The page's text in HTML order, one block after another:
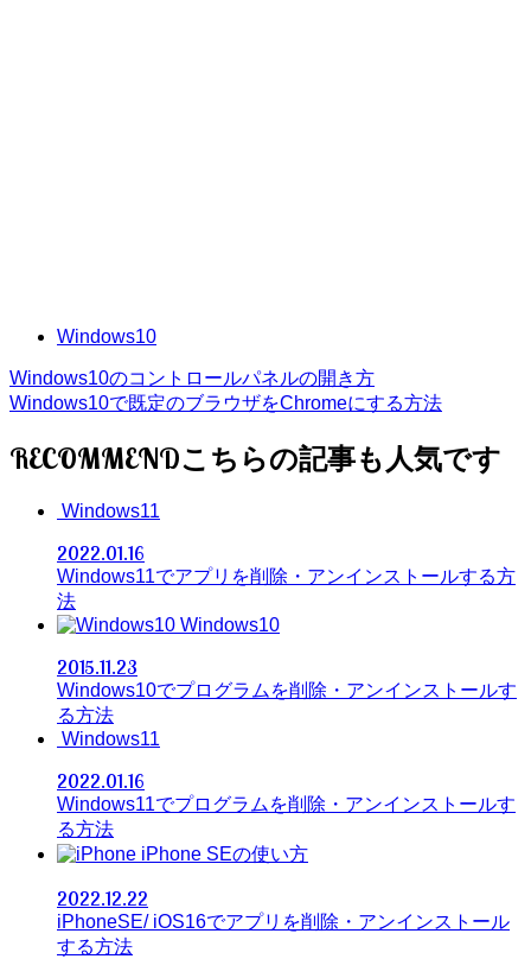
Windows10
Windows10のコントロールパネルの開き方
Windows10で既定のブラウザをChromeにする方法
RECOMMEND
Windows11
2022.01.16
Windows11でアプリを削除・アンインストールする方
法
Windows10
2015.11.23
Windows10でプログラムを削除・アンインストールす
る方法
Windows11
2022.01.16
Windows11でプログラムを削除・アンインストールす
る方法
iPhone SEの使い方
2022.12.22
iPhoneSE/ iOS16でアプリを削除・アンインストール
する方法